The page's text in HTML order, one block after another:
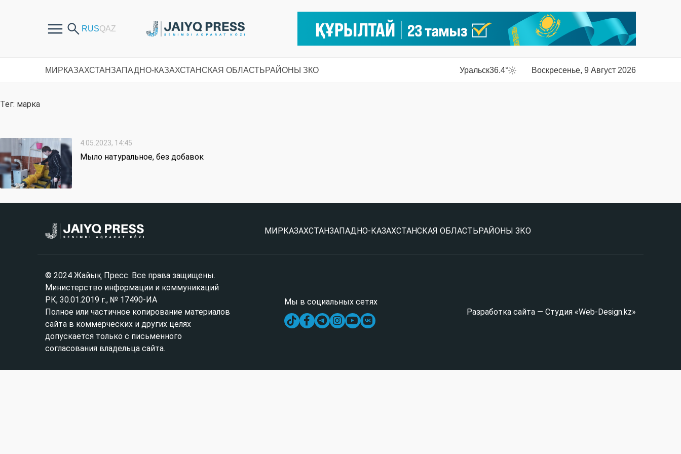
МИРКАЗАХСТАНЗАПАДНО-КАЗАХСТАНСКАЯ ОБЛАСТЬРАЙОНЫ ЗКО Уральск36.4° Воскресенье, 9 Август 2026
Тег: марка
4.05.2023, 14:45
Мыло натуральное, без добавок
МИР КАЗАХСТАНЗАПАДНО-КАЗАХСТАНСКАЯ ОБЛАСТЬ РАЙОНЫ ЗКО
© 2024 Жайық Пресс. Все права защищены.
Министерство информации и коммуникаций
РК, 30.01.2019 г., № 17490-ИА
Полное или частичное копирование материалов
сайта в коммерческих и других целях
допускается только с письменного
согласования владельца сайта.
Мы в социальных сетях
Разработка сайта — Студия «Web-Design.kz»